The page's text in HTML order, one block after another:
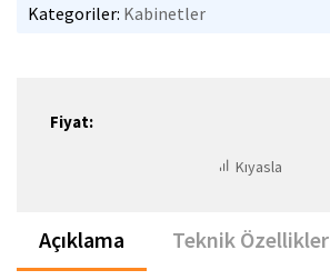
Kategoriler: Kabinetler
Fiyat:
Kıyasla
Açıklama
Teknik Özellikler